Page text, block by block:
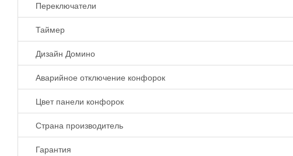
Переключатели
Таймер
Дизайн Домино
Аварийное отключение конфорок
Цвет панели конфорок
Страна производитель
Гарантия